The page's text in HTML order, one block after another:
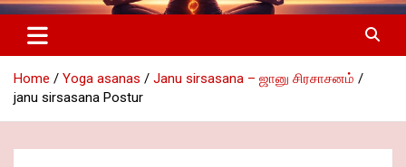
Personality Fitting
The Art of Enhancing Physical Personality
Home Yoga asanas
Janu sirsasana – ஜானு சிரசாசனம்
janu sirsasana Postur